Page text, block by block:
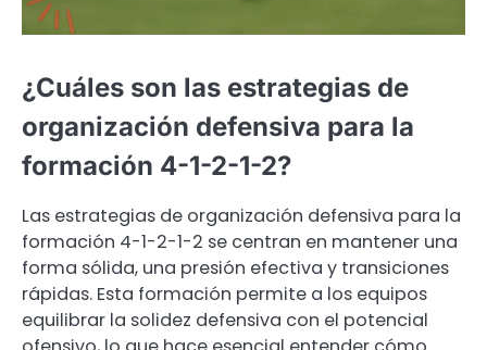
¿Cuáles son las estrategias de
organización defensiva para la
formación 4-1-2-1-2?
Las estrategias de organización defensiva para la
formación 4-1-2-1-2 se centran en mantener una
forma sólida, una presión efectiva y transiciones
rápidas. Esta formación permite a los equipos
equilibrar la solidez defensiva con el potencial